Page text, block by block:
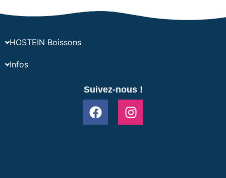
HOSTEIN Boissons
Infos
Suivez-nous !